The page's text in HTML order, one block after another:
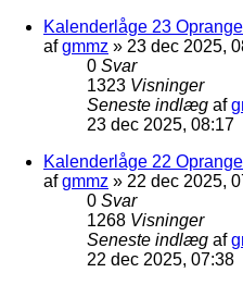
Kalenderlåge 23
afgmmz » 23 dec 2025,
0 Svar
1323 Visninger
Seneste indlæg af
23 dec 2025, 08:17
Kalenderlåge 22
afgmmz » 22 dec 2025,
0 Svar
1268 Visninger
Seneste indlæg af
22 dec 2025, 07:38